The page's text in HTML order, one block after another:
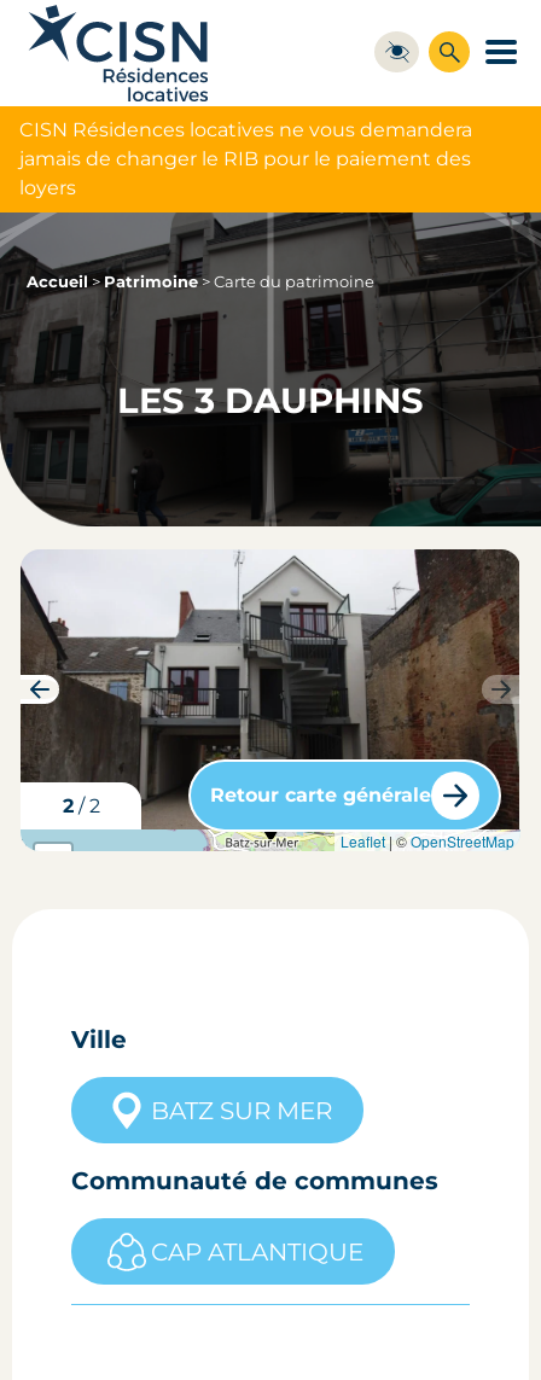
CISN Résidences locatives ne vous demandera
jamais de changer le RIB pour le paiement des
loyers
Accueil >Patrimoine>Carte du patrimoine
LES 3 DAUPHINS
1/2
carte situation du bien Leaflet| ©OpenStreetMap
Retour carte générale
Ville
BATZ SUR MER
Communauté de communes
CAP ATLANTIQUE